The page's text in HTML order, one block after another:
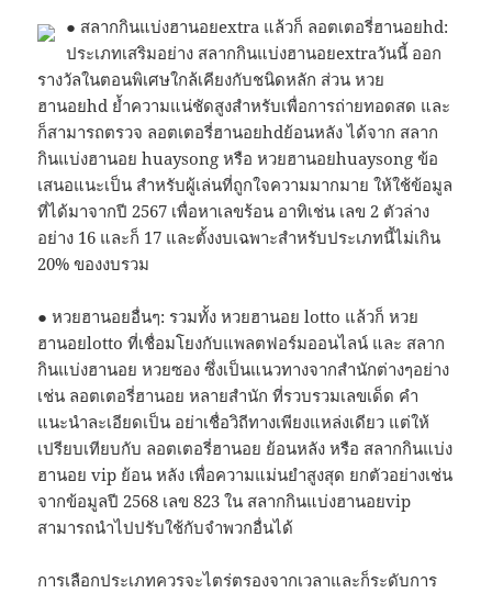
● สลากกินแบ่งฮานอยextra แล้วก็ ลอตเตอรี่ฮานอยhd:
ประเภทเสริมอย่าง สลากกินแบ่งฮานอยextraวันนี้ ออก
รางวัลในตอนพิเศษใกล้เคียงกับชนิดหลัก ส่วน หวย
ฮานอยhd ย้ำความแน่ชัดสูงสำหรับเพื่อการถ่ายทอดสด และ
ก็สามารถตรวจ ลอตเตอรี่ฮานอยhdย้อนหลัง ได้จาก สลาก
กินแบ่งฮานอย huaysong หรือ หวยฮานอยhuaysong ข้อ
เสนอแนะเป็น สำหรับผู้เล่นที่ถูกใจความมากมาย ให้ใช้ข้อมูล
ที่ได้มาจากปี 2567 เพื่อหาเลขร้อน อาทิเช่น เลข 2 ตัวล่าง
อย่าง 16 และก็ 17 และตั้งงบเฉพาะสำหรับประเภทนี้ไม่เกิน
20% ของงบรวม
● หวยฮานอยอื่นๆ: รวมทั้ง หวยฮานอย lotto แล้วก็ หวย
ฮานอยlotto ที่เชื่อมโยงกับแพลตฟอร์มออนไลน์ และ สลาก
กินแบ่งฮานอย หวยซอง ซึ่งเป็นแนวทางจากสำนักต่างๆอย่าง
เช่น ลอตเตอรี่ฮานอย หลายสํานัก ที่รวบรวมเลขเด็ด คำ
แนะนำละเอียดเป็น อย่าเชื่อวิถีทางเพียงแหล่งเดียว แต่ให้
เปรียบเทียบกับ ลอตเตอรี่ฮานอย ย้อนหลัง หรือ สลากกินแบ่ง
ฮานอย vip ย้อน หลัง เพื่อความแม่นยำสูงสุด ยกตัวอย่างเช่น
จากข้อมูลปี 2568 เลข 823 ใน สลากกินแบ่งฮานอยvip
สามารถนำไปปรับใช้กับจำพวกอื่นได้
การเลือกประเภทควรจะไตร่ตรองจากเวลาและก็ระดับการ